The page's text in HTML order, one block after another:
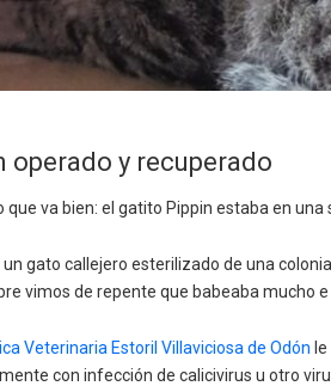
operado y recuperado
que va bien: el gatito Pippin estaba en
un gato callejero esterilizado de una
vimos de repente que babeaba mucho
Veterinaria Estoril Villaviciosa de Odón
con infección de calicivirus u otro